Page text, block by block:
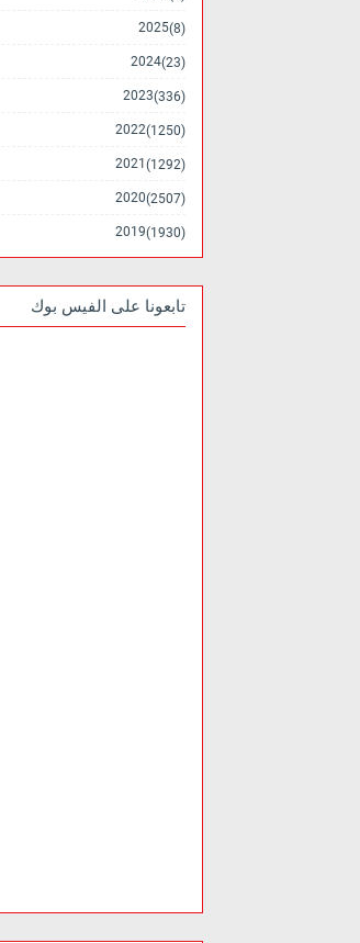
2025 (8)
2024 (23)
2023 (336)
2022 (1250)
2021 (1292)
2020 (2507)
2019 (1930)
تابعونا على الفيس بوك